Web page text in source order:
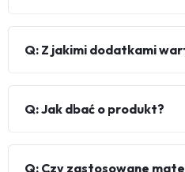
Q: Z jakimi dodatkami
Q: Jak dbać o produkt?
Q: Czy zastosowane